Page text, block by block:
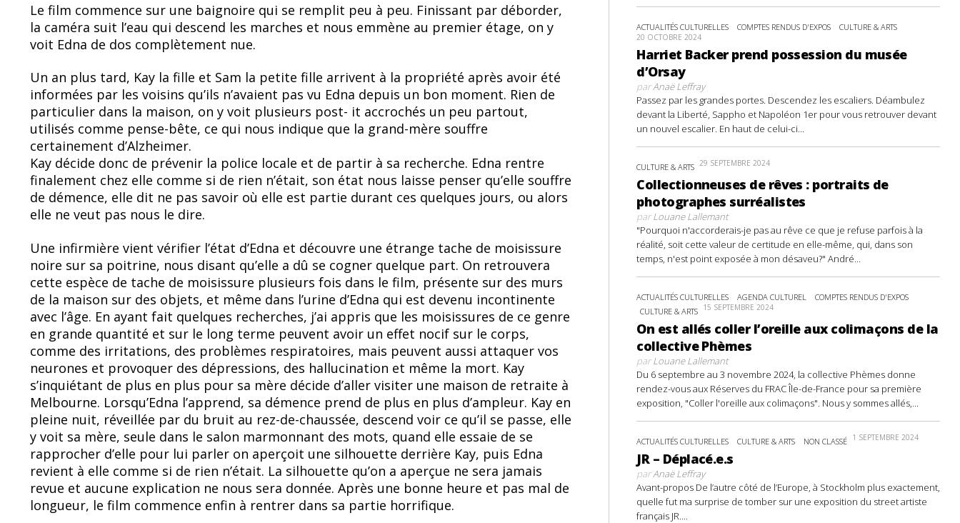
Le film commence sur une baignoire qui se remplit peu à peu. Finissant par déborder,
la caméra suit l’eau qui descend les marches et nous emmène au premier étage, on y
voit Edna de dos complètement nue.
Un an plus tard, Kay la fille et Sam la petite fille arrivent à la propriété après avoir été
informées par les voisins qu’ils n’avaient pas vu Edna depuis un bon moment. Rien de
particulier dans la maison, on y voit plusieurs post- it accrochés un peu partout,
utilisés comme pense-bête, ce qui nous indique que la grand-mère souffre
certainement d’Alzheimer.
Kay décide donc de prévenir la police locale et de partir à sa recherche. Edna rentre
finalement chez elle comme si de rien n’était, son état nous laisse penser qu’elle souffre
de démence, elle dit ne pas savoir où elle est partie durant ces quelques jours, ou alors
elle ne veut pas nous le dire.
Une infirmière vient vérifier l’état d’Edna et découvre une étrange tache de moisissure
noire sur sa poitrine, nous disant qu’elle a dû se cogner quelque part. On retrouvera
cette espèce de tache de moisissure plusieurs fois dans le film, présente sur des murs
de la maison sur des objets, et même dans l’urine d’Edna qui est devenu incontinente
avec l’âge. En ayant fait quelques recherches, j’ai appris que les moisissures de ce genre
en grande quantité et sur le long terme peuvent avoir un effet nocif sur le corps,
comme des irritations, des problèmes respiratoires, mais peuvent aussi attaquer vos
neurones et provoquer des dépressions, des hallucination et même la mort. Kay
s’inquiétant de plus en plus pour sa mère décide d’aller visiter une maison de retraite à
Melbourne. Lorsqu’Edna l’apprend, sa démence prend de plus en plus d’ampleur. Kay en
pleine nuit, réveillée par du bruit au rez-de-chaussée, descend voir ce qu’il se passe, elle
y voit sa mère, seule dans le salon marmonnant des mots, quand elle essaie de se
rapprocher d’elle pour lui parler on aperçoit une silhouette derrière Kay, puis Edna
revient à elle comme si de rien n’était. La silhouette qu’on a aperçue ne sera jamais
revue et aucune explication ne nous sera donnée. Après une bonne heure et pas mal de
longueur, le film commence enfin à rentrer dans sa partie horrifique.
ACTUALITÉS CULTURELLES COMPTES RENDUS D'EXPOS CULTURE & ARTS
20 OCTOBRE 2024
Harriet Backer prend possession du musée
d’Orsay
parAnaë Leffray
Passez par les grandes portes. Descendez les escaliers. Déambulez
devant la Liberté, Sappho et Napoléon 1er pour vous retrouver devant
un nouvel escalier. En haut de celui-ci...
CULTURE & ARTS 29 SEPTEMBRE 2024
Collectionneuses de rêves : portraits de
photographes surréalistes
parLouane Lallemant
"Pourquoi n'accorderais-je pas au rêve ce que je refuse parfois à la
réalité, soit cette valeur de certitude en elle-même, qui, dans son
temps, n'est point exposée à mon désaveu?" André...
ACTUALITÉS CULTURELLES AGENDA CULTUREL
COMPTES RENDUS D'EXPOS
CULTURE & ARTS 15 SEPTEMBRE 2024
On est allés coller l’oreille aux colimaçons de la
collective Phèmes
parLouane Lallemant
Du 6 septembre au 3 novembre 2024, la collective Phèmes donne
rendez-vous aux Réserves du FRAC Île-de-France pour sa première
exposition, "Coller l'oreille aux colimaçons". Nous y sommes allés,...
ACTUALITÉS CULTURELLES CULTURE & ARTS NON CLASSÉ 1 SEPTEMBRE 2024
JR – Déplacé.e.s
parAnaë Leffray
Avant-propos De l’autre côté de l’Europe, à Stockholm plus exactement,
quelle fut ma surprise de tomber sur une exposition du street artiste
français JR....